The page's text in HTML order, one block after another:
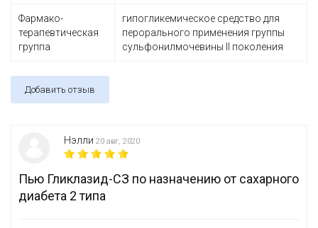
Фармако-
терапевтическая
группа
гипогликемическое средство для
перорального применения группы
сульфонилмочевины II поколения
Добавить отзыв
Нэлли 20 авг, 2020
Пью Гликлазид-СЗ по назначению от сахарного
диабета 2 типа